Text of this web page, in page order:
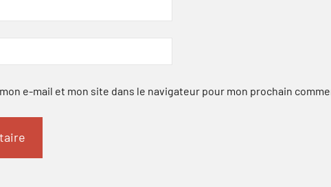
e-mail et mon site dans le navigateur pour mon prochain